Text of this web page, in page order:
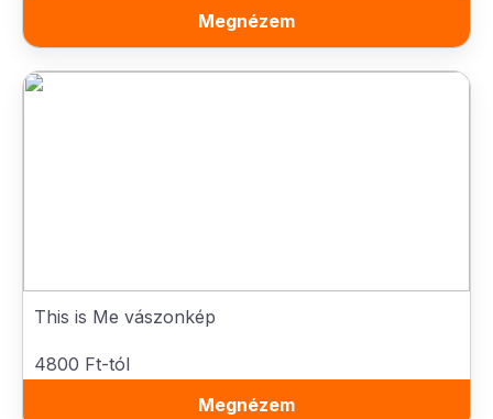
Megnézem
This is Me vászonkép
4800 Ft-tól
Megnézem